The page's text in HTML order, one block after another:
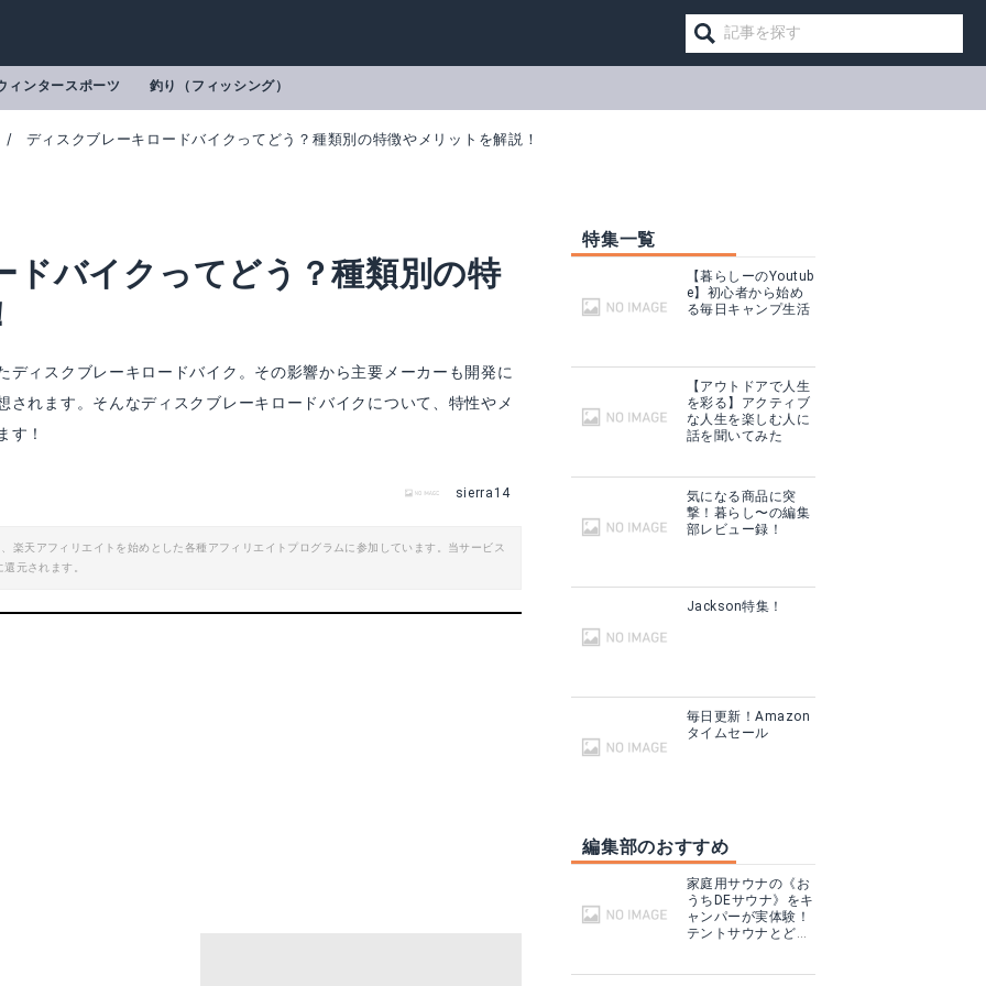
ィンタースポーツ 釣り（フィッシング）
ディスクブレーキロードバイクってどう？種類別の特徴やメリットを解説！
ドバイクってどう？種類別の特
ィスクブレーキロードバイク。その影響から主要メーカーも開発に
れます。そんなディスクブレーキロードバイクについて、特性やメ
す！
sierra14
楽天アフィリエイトを始めとした各種アフィリエイトプログラムに参加しています。当サービス
元されます。
特集一覧
【暮らしーのYoutub
e】初心者から始め
る毎日キャンプ生活
【アウトドアで人生
を彩る】アクティブ
な人生を楽しむ人に
話を聞いてみた
気になる商品に突
撃！暮らし〜の編集
部レビュー録！
Jackson特集！
毎日更新！Amazon
タイムセール
編集部のおすすめ
家庭用サウナの《お
うちDEサウナ》をキ
ャンパーが実体験！
テントサウナとどこ